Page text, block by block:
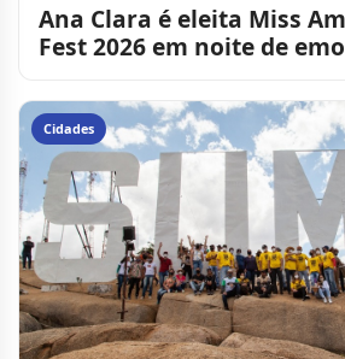
Ana Clara é eleita Miss
Fest 2026 em noite de
Cidades